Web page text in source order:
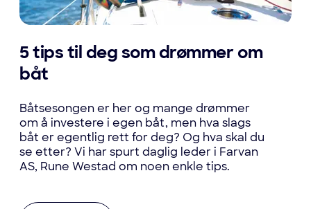
5 tips til deg som drømmer om
båt
Båtsesongen er her og mange drømmer
om å investere i egen båt, men hva slags
båt er egentlig rett for deg? Og hva skal du
se etter? Vi har spurt daglig leder i Farvan
AS, Rune Westad om noen enkle tips.